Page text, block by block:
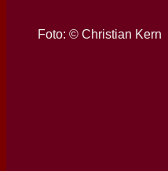
Foto: © Christian Kern